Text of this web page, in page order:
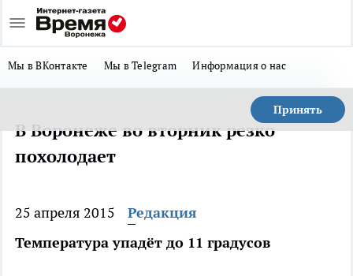
Мы в ВКонтакте Мы в Telegram Информация о нас
Принять
В Воронеже во вторник резко
похолодает
25 апреля 2015
Редакция
Температура упадёт до 11 градусов